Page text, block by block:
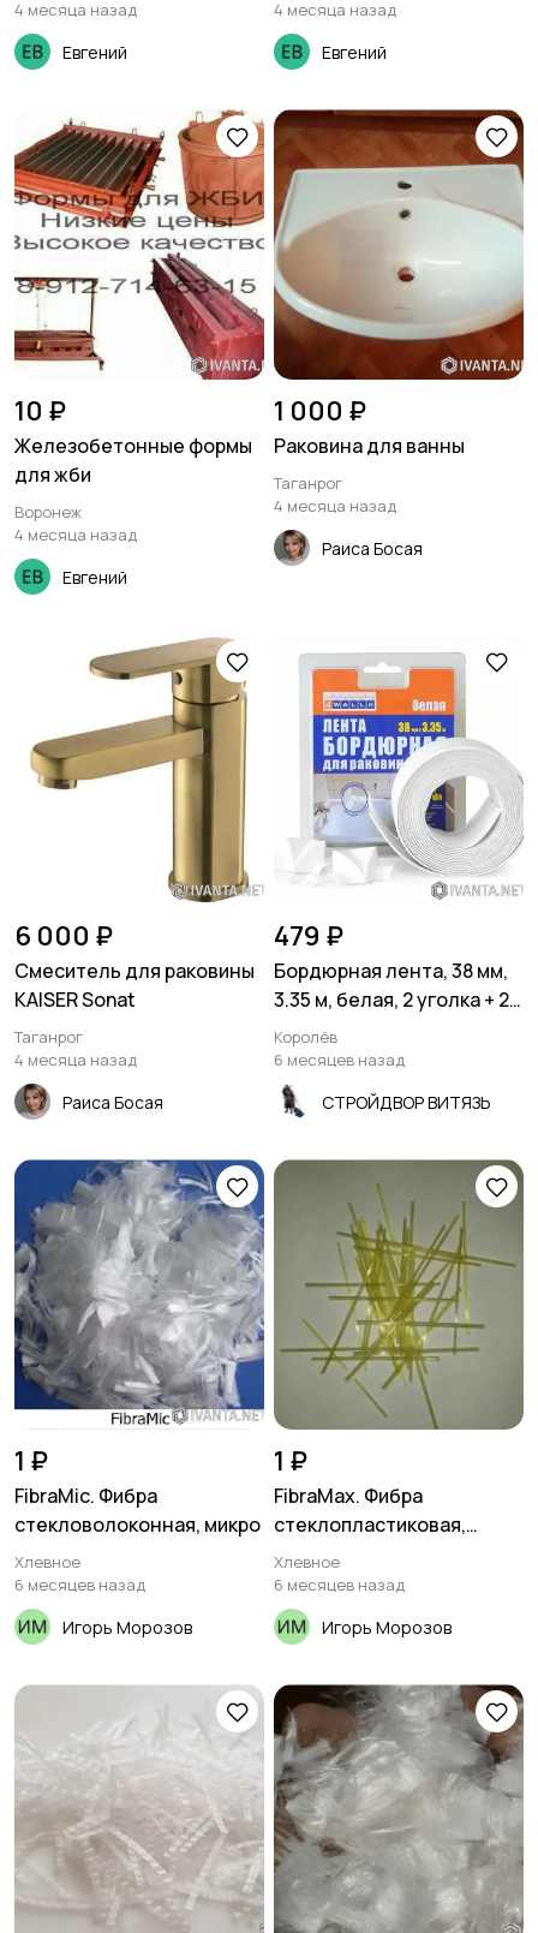
4 месяца назад
Евгений
4 месяца назад
Евгений
10 ₽
Железобетонные формы
для жби
Воронеж
4 месяца назад
Евгений
1 000 ₽
Раковина для ванны
Таганрог
4 месяца назад
Раиса Босая
6 000 ₽
Смеситель для раковины
KAISER Sonat
Таганрог
4 месяца назад
Раиса Босая
479 ₽
Бордюрная лента, 38 мм,
3.35 м, белая, 2 уголка + 2
заглушки, 4Walls
Королёв
6 месяцев назад
СТРОЙДВОР ВИТЯЗЬ
1 ₽
FibraMic. Фибра
стекловолоконная, микро
Хлевное
6 месяцев назад
Игорь Морозов
1 ₽
FibraMax. Фибра
стеклопластиковая,
композитная
Хлевное
6 месяцев назад
Игорь Морозов